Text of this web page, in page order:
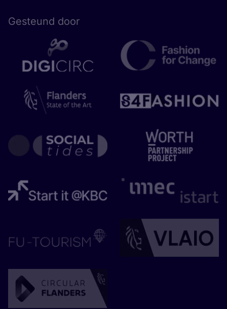
Gesteund door